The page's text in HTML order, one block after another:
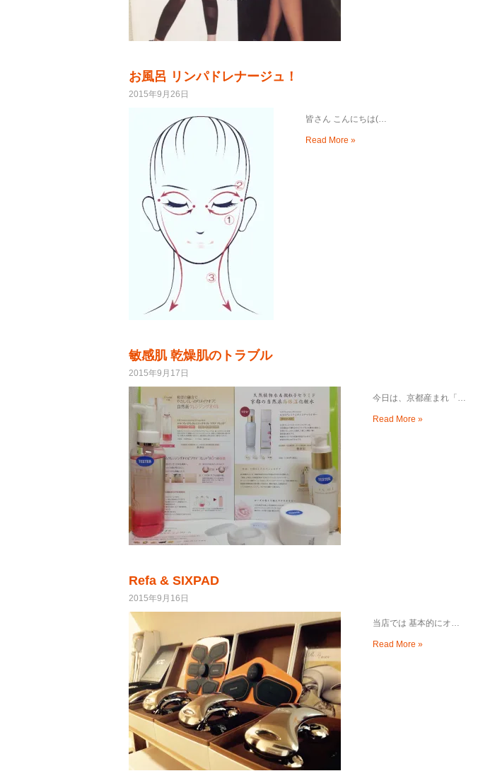
お風呂 リンパドレナージュ！
2015年9月26日
皆さん こんにちは(…
Read More »
敏感肌 乾燥肌のトラブル
2015年9月17日
今日は、京都産まれ「…
Read More »
Refa & SIXPAD
2015年9月16日
当店では 基本的にオ…
Read More »